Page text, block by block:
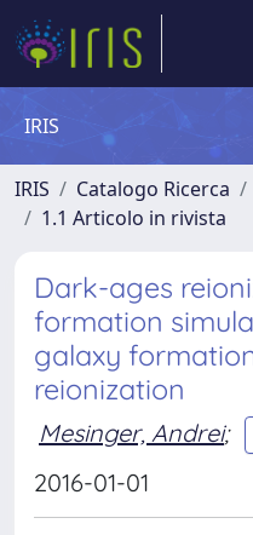
IRIS
IRIS Catalogo Ricerca
1.1 Articolo in rivista
Dark-ages
formation
galaxy
reionization
Mesinger, Andrei;
2016-01-01